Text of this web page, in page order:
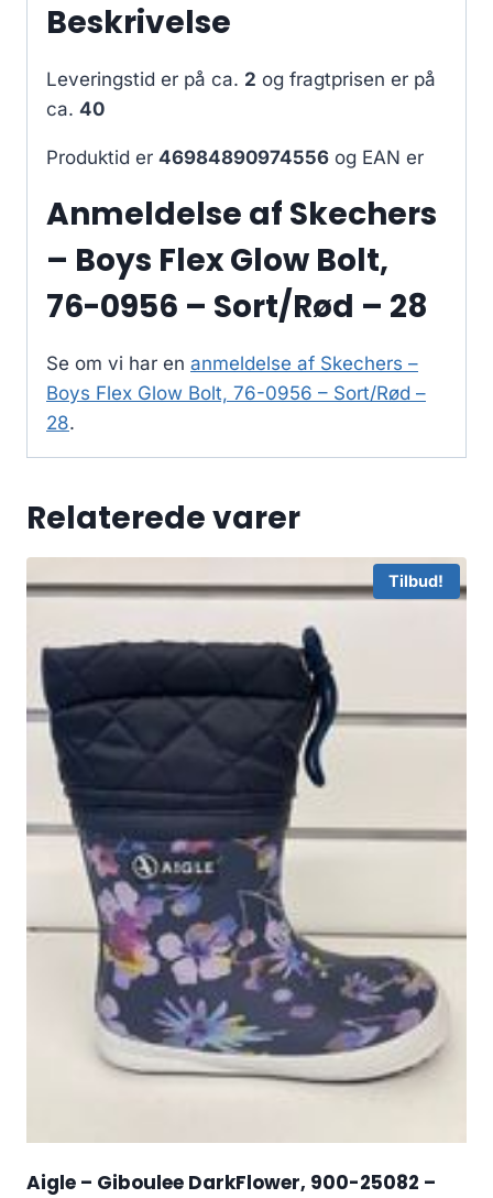
Beskrivelse
Leveringstid er på ca. 2 og fragtprisen er på
ca. 40
Produktid er 46984890974556 og EAN er
Anmeldelse af Skechers
– Boys Flex Glow Bolt,
76-0956 – Sort/Rød – 28
Se om vi har en anmeldelse af Skechers –
Boys Flex Glow Bolt, 76-0956 – Sort/Rød –
28.
Relaterede varer
Tilbud!
Aigle – Giboulee DarkFlower, 900-25082 –